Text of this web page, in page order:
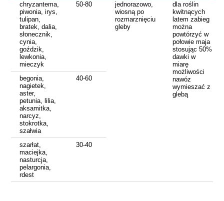
chryzantema,
piwonia, irys,
tulipan,
bratek, dalia,
słonecznik,
cynia,
goździk,
lewkonia,
mieczyk
50-80
jednorazowo,
wiosną po
rozmarznięciu
gleby
dla roślin
kwitnących
latem zabieg
można
powtórzyć w
połowie maja
stosując 50%
dawki w
miarę
możliwości
nawóz
wymieszać z
glebą
begonia,
nagietek,
aster,
petunia, lilia,
aksamitka,
narcyz,
stokrotka,
szałwia
40-60
szarłat,
maciejka,
nasturcja,
pelargonia,
rdest
30-40